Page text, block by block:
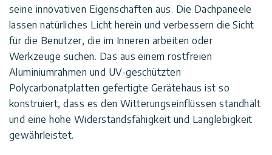
Wintergärten
Poolüberdachung
Zubehör
Sale
Impressum
Datenschutz-
Bestimmungen
Nutzungsbedingungen
Innovera
Decor
seine innovativen Eigenschaften aus. Die Dachpaneele
lassen natürliches Licht herein und verbessern die Sicht
für die Benutzer, die im Inneren arbeiten oder
Werkzeuge suchen. Das aus einem rostfreien
Aluminiumrahmen und UV-geschützten
Polycarbonatplatten gefertigte Gerätehaus ist so
konstruiert, dass es den Witterungseinflüssen standhält
und eine hohe Widerstandsfähigkeit und Langlebigkeit
gewährleistet.